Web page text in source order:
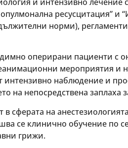
ресусцитация” и
норми),
оперирани пациенти с
мероприятия и
интензивно наблюдение и
на непосредствена заплаха
сферата на
се клинично обучение по
грижи.